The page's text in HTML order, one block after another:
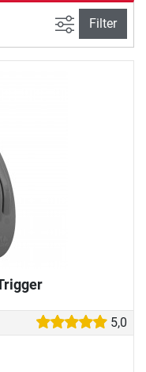
Ansicht
Filter
5,0